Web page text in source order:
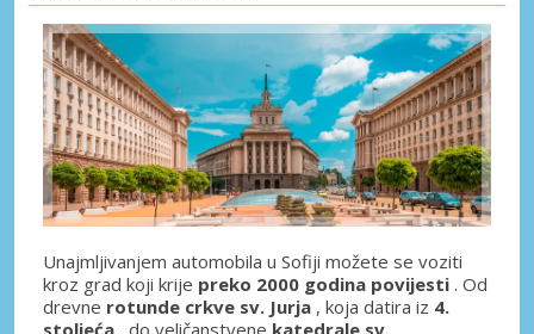
Unajmljivanjem automobila u Sofiji možete se voziti
kroz grad koji krije preko 2000 godina povijesti . Od
drevne rotunde crkve sv. Jurja , koja datira iz 4.